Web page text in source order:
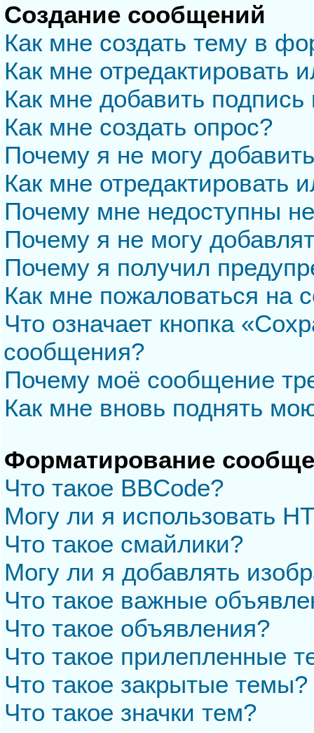
Создание сообщений
Как мне создать тему в
Как мне отредактировать
Как мне добавить
Как мне создать опрос?
Почему я не могу
Как мне отредактировать
Почему мне недоступны
Почему я не могу
Почему я получил
Как мне пожаловаться на
Что означает кнопка
сообщения?
Почему моё сообщение
Как мне вновь поднять
Форматирование
Что такое BBCode?
Могу ли я использовать
Что такое смайлики?
Могу ли я добавлять
Что такое важные
Что такое объявления?
Что такое прилепленные
Что такое закрытые темы?
Что такое значки тем?